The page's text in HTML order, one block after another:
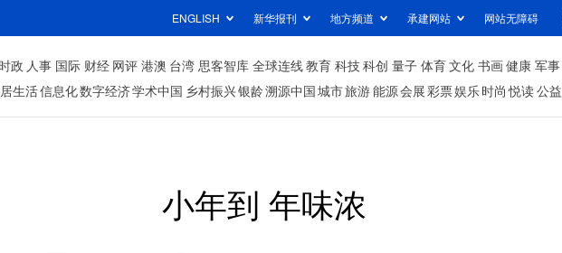
ENGLISH 新华报刊 地方频道 承建网站 网站无障碍
时政 人事 国际 财经 网评 港澳 台湾 思客智库 全球连线教育 科技科创 量子 体育文化 书画健康 军事
生活信息化数字经济学术中国 乡村振兴银龄溯源中国城市旅游能源会展彩票娱乐时尚 悦读公益
小年到 年味浓